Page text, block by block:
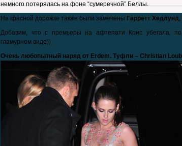
немного потерялась на фоне “сумеречной” Беллы.
На красной дорожке также были замечены Гарретт Хедлунд,
Добавим, что с премьеры на афтепати Крис убегала,
гламурном виде))
Очень любопытный наряд от Erdem. Туфли – Christian